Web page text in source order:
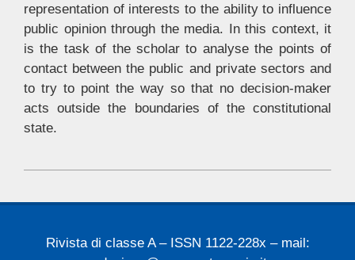
representation of interests to the ability to influence
public opinion through the media. In this context, it
is the task of the scholar to analyse the points of
contact between the public and private sectors and
to try to point the way so that no decision-maker
acts outside the boundaries of the constitutional
state.
02-
Rivista di classe A – ISSN 1122-228x – mail: